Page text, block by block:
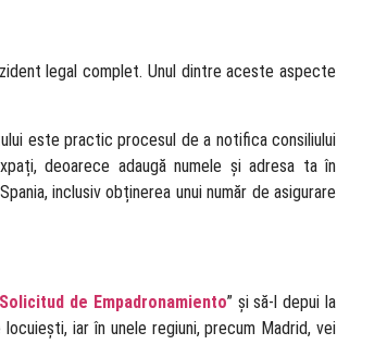
legal complet. Unul dintre aceste aspecte
este practic procesul de a notifica consiliului
deoarece adaugă numele și adresa ta în
inclusiv obținerea unui număr de asigurare
Solicitud de Empadronamiento” și să-l depui la
iar în unele regiuni, precum Madrid, vei